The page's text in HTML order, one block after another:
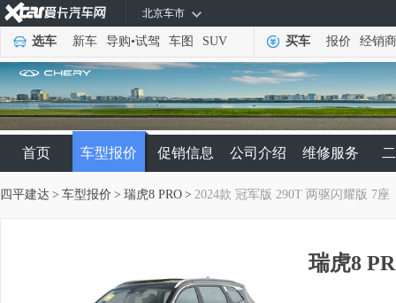
北京车市
选车 新车 导购•试驾 车图 SUV 买车 报价 经销商
首页 车型报价 促销信息 公司介绍 维修服务
四平建达 > 车型报价 > 瑞虎8 PRO > 2024款 冠军版 290T 两驱闪耀版 7座
瑞虎8